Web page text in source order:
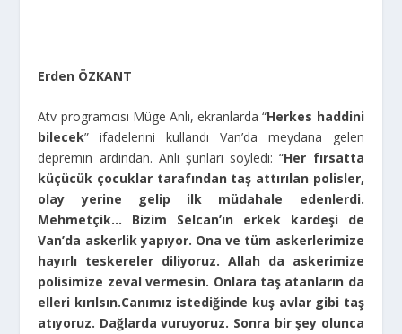
Erden ÖZKANT
Atv programcısı Müge Anlı, ekranlarda “Herkes haddini
bilecek” ifadelerini kullandı Van’da meydana gelen
depremin ardından. Anlı şunları söyledi: “Her fırsatta
küçücük çocuklar tarafından taş attırılan polisler,
olay yerine gelip ilk müdahale edenlerdi.
Mehmetçik… Bizim Selcan’ın erkek kardeşi de
Van’da askerlik yapıyor. Ona ve tüm askerlerimize
hayırlı teskereler diliyoruz. Allah da askerimize
polisimize zeval vermesin. Onlara taş atanların da
elleri kırılsın.Canımız istediğinde kuş avlar gibi taş
atıyoruz. Dağlarda vuruyoruz. Sonra bir şey olunca